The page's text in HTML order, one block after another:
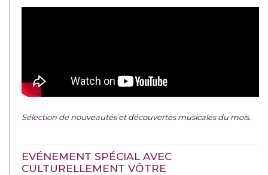
Sélection denouveautés et découvertes musicales du mois.
EVÉNEMENT SPÉCIAL AVEC
CULTURELLEMENT VÔTRE